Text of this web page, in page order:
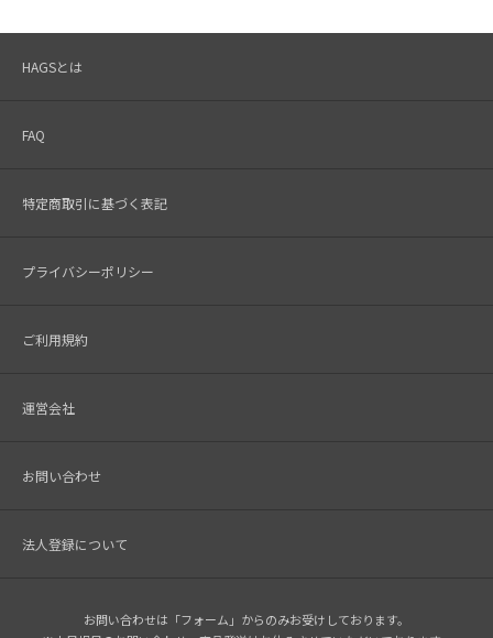
HAGSとは
FAQ
特定商取引に基づく表記
プライバシーポリシー
ご利用規約
運営会社
お問い合わせ
法人登録について
お問い合わせは「フォーム」からのみお受けしております。